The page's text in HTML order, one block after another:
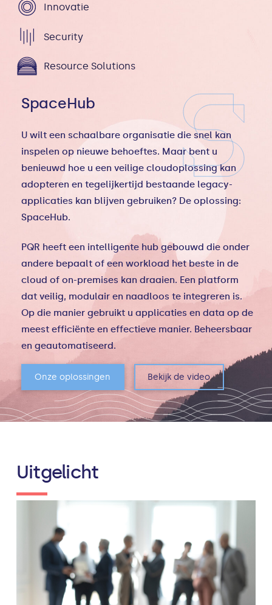
Innovatie
Security
Resource Solutions
SpaceHub
U wilt een schaalbare organisatie die snel kan
inspelen op nieuwe behoeftes. Maar bent u
benieuwd hoe u een veilige cloudoplossing kan
adopteren en tegelijkertijd bestaande legacy-
applicaties kan blijven gebruiken? De oplossing:
SpaceHub.
PQR heeft een intelligente hub gebouwd die onder
andere bepaalt of een workload het beste in de
cloud of on-premises kan draaien. Een platform
dat veilig, modulair en naadloos te integreren is.
Op die manier gebruikt u applicaties en data op de
meest efficiënte en effectieve manier. Beheersbaar
en geautomatiseerd.
Onze oplossingen Bekijk de video
Uitgelicht